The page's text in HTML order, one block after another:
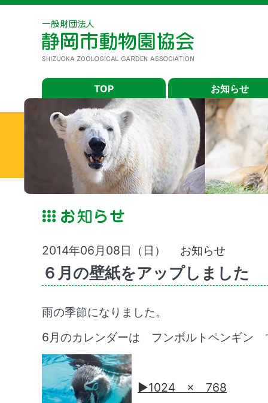
TOP お知らせ
2014年06月08日（日） お知らせ
６月の壁紙をアップしました
雨の季節になりました。
6月のカレンダーは フンボルトペンギン
▶1024 × 768